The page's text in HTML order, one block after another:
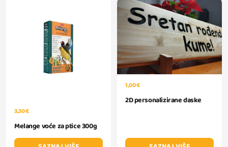
3,30 €
Melange voće za ptice 300g
1,00 €
2D personalizirane daske